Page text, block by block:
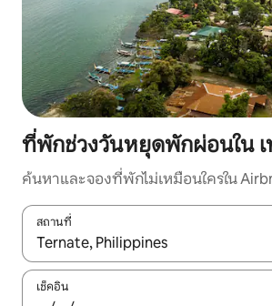
ที่พักช่วงวันหยุดพักผ่อนใน เ
ค้นหาและจองที่พักไม่เหมือนใครใน
สถานที่
ใช้ลูกศรขึ้นลง หรือใช้การสัมผัสหรือปัด เพื่อ
เช็คอิน